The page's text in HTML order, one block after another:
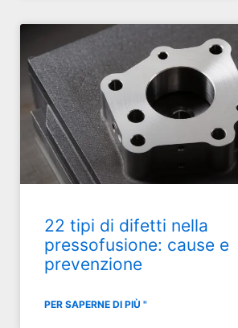
22 tipi di difetti nella
pressofusione: cause e
prevenzione
PER SAPERNE DI PIÙ "